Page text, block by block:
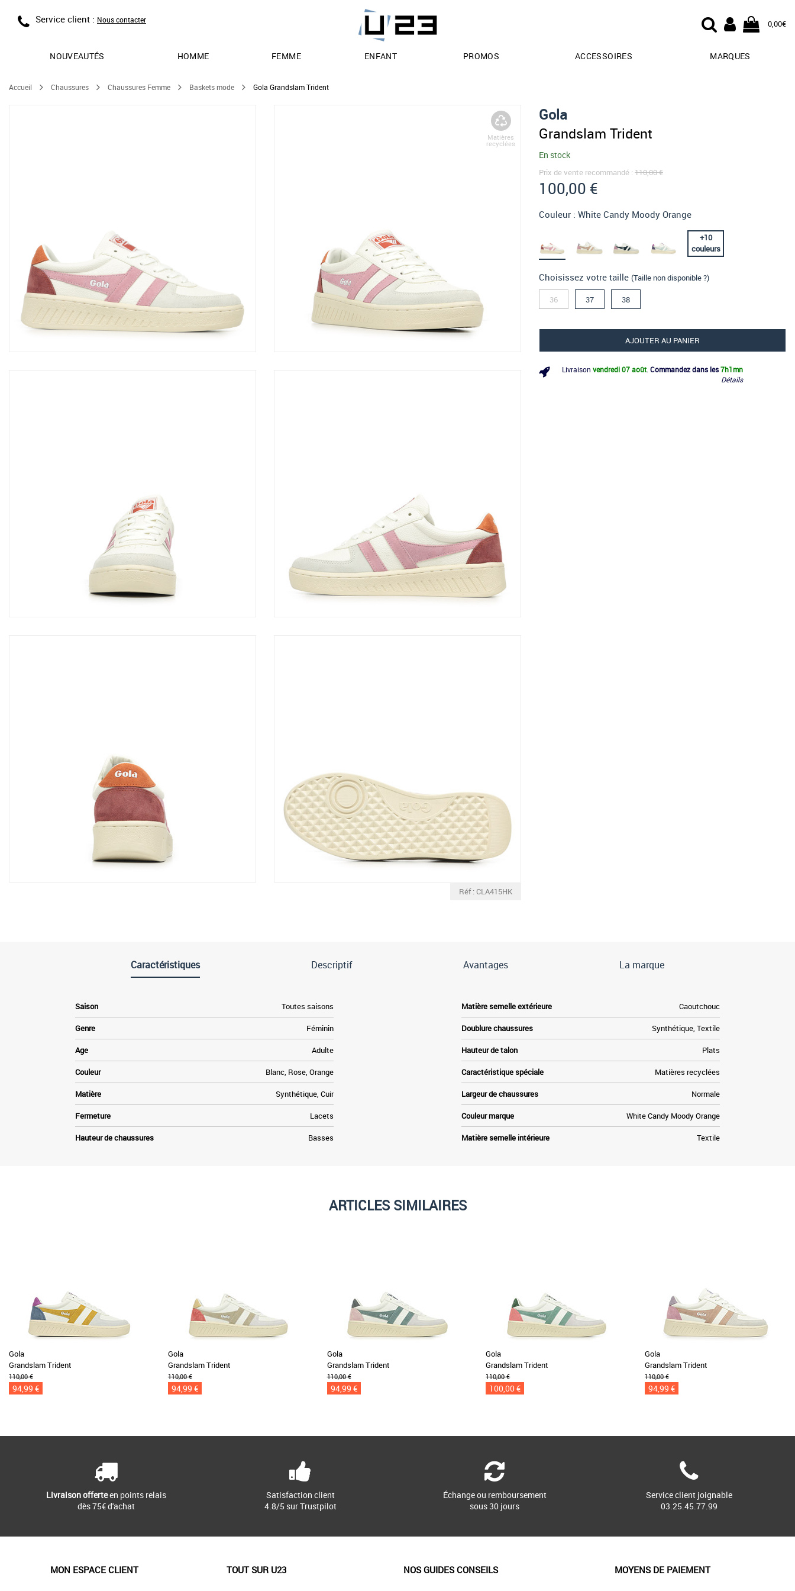
Service client : Nous contacter 0,00€
NOUVEAUTÉS HOMME FEMME ENFANT PROMOS ACCESSOIRES MARQUES
Accueil Chaussures Chaussures Femme Baskets mode Gola Grandslam Trident
Matières
recyclées
Réf : CLA415HK
Gola
Grandslam Trident
En stock
Prix de vente recommandé : 110,00 €
100,00 €
Couleur : White Candy Moody Orange
+10
couleurs
Choisissez votre taille (Taille non disponible ?)
36 37 38
AJOUTER AU PANIER
Livraison vendredi 07 août Commandez dans les7h1mn
Détails
Caractéristiques Descriptif Avantages La marque
Saison Toutes saisons
Genre Féminin
Age Adulte
Couleur Blanc, Rose, Orange
Matière Synthétique, Cuir
Fermeture Lacets
Hauteur de chaussures Basses
Matière semelle extérieure Caoutchouc
Doublure chaussures Synthétique, Textile
Hauteur de talon Plats
Caractéristique spéciale Matières recyclées
Largeur de chaussures Normale
Couleur marque White Candy Moody Orange
Matière semelle intérieure Textile
ARTICLES SIMILAIRES
Gola
Grandslam Trident
110,00 €
94,99 €
Gola
Grandslam Trident
110,00 €
94,99 €
Gola
Grandslam Trident
110,00 €
94,99 €
Gola
Grandslam Trident
110,00 €
100,00 €
Gola
Grandslam Trident
110,00 €
94,99 €
Livraison offerteen points relais
dès 75€ d'achat
Satisfaction client
4.8/5 sur Trustpilot
Échange ou remboursement
sous 30 jours
Service client joignable
03.25.45.77.99
MON ESPACE CLIENT TOUT SUR U23 NOS GUIDES CONSEILS MOYENS DE PAIEMENT